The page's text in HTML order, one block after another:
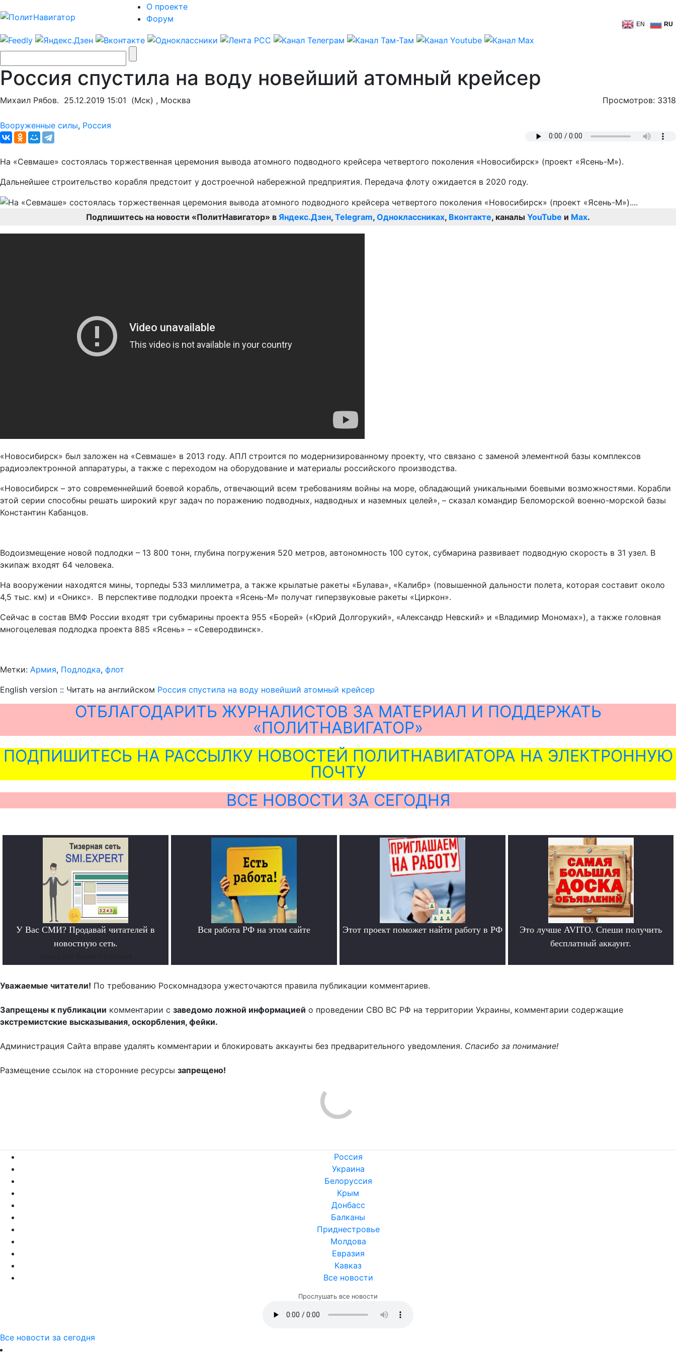
О проекте
Форум
EN RU
Россия спустила на воду новейший атомный крейсер
Михаил Рябов. 25.12.2019 15:01 (Мск) , Москва Просмотров: 3318
Вооруженные силы, Россия
На «Севмаше» состоялась торжественная церемония вывода атомного подводного крейсера четвертого поколения «Новосибирск» (проект «Ясень-М»).
Дальнейшее строительство корабля предстоит у достроечной набережной предприятия. Передача флоту ожидается в 2020 году.
Подпишитесь на новости «ПолитНавигатор» в Яндекс.Дзен, Telegram, Одноклассниках, Вконтакте, каналы YouTube и Max.
«Новосибирск» был заложен на «Севмаше» в 2013 году. АПЛ строится по модернизированному проекту, что связано с заменой элементной базы комплексов
радиоэлектронной аппаратуры, а также с переходом на оборудование и материалы российского производства.
«Новосибирск – это современнейший боевой корабль, отвечающий всем требованиям войны на море, обладающий уникальными боевыми возможностями. Корабли
этой серии способны решать широкий круг задач по поражению подводных, надводных и наземных целей», – сказал командир Беломорской военно-морской базы
Константин Кабанцов.
Водоизмещение новой подлодки – 13 800 тонн, глубина погружения 520 метров, автономность 100 суток, субмарина развивает подводную скорость в 31 узел. В
экипаж входят 64 человека.
На вооружении находятся мины, торпеды 533 миллиметра, а также крылатые ракеты «Булава», «Калибр» (повышенной дальности полета, которая составит около
4,5 тыс. км) и «Оникс». В перспективе подлодки проекта «Ясень-М» получат гиперзвуковые ракеты «Циркон».
Сейчас в состав ВМФ России входят три субмарины проекта 955 «Борей» («Юрий Долгорукий», «Александр Невский» и «Владимир Мономах»), а также головная
многоцелевая подлодка проекта 885 «Ясень» – «Северодвинск».
Метки: Армия, Подлодка, флот
English version :: Читать на английском Россия спустила на воду новейший атомный крейсер
ОТБЛАГОДАРИТЬ ЖУРНАЛИСТОВ ЗА МАТЕРИАЛ И ПОДДЕРЖАТЬ
«ПОЛИТНАВИГАТОР»
ПОДПИШИТЕСЬ НА РАССЫЛКУ НОВОСТЕЙ ПОЛИТНАВИГАТОРА НА ЭЛЕКТРОННУЮ
ПОЧТУ
ВСЕ НОВОСТИ ЗА СЕГОДНЯ
У Вас СМИ? Продавай читателей в
новостную сеть.
Вся работа РФ на этом сайте Этот проект поможет найти работу в РФ
Это лучше AVITO. Спеши получить
бесплатный аккаунт.
Уважаемые читатели! По требованию Роскомнадзора ужесточаются правила публикации комментариев.
Запрещены к публикации комментарии с заведомо ложной информацией о проведении СВО ВС РФ на территории Украины, комментарии содержащие
экстремистские высказывания, оскорбления, фейки.
Администрация Сайта вправе удалять комментарии и блокировать аккаунты без предварительного уведомления. Спасибо за понимание!
Размещение ссылок на сторонние ресурсы запрещено!
Россия
Украина
Белоруссия
Крым
Донбасс
Балканы
Приднестровье
Молдова
Евразия
Кавказ
Все новости
Прослушать все новости
Все новости за сегодня